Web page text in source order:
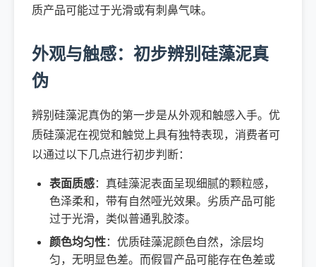
质产品可能过于光滑或有刺鼻气味。
外观与触感：初步辨别硅藻泥真
伪
辨别硅藻泥真伪的第一步是从外观和触感入手。优
质硅藻泥在视觉和触觉上具有独特表现，消费者可
以通过以下几点进行初步判断：
表面质感：真硅藻泥表面呈现细腻的颗粒感，
色泽柔和，带有自然哑光效果。劣质产品可能
过于光滑，类似普通乳胶漆。
颜色均匀性：优质硅藻泥颜色自然，涂层均
匀，无明显色差。而假冒产品可能存在色差或